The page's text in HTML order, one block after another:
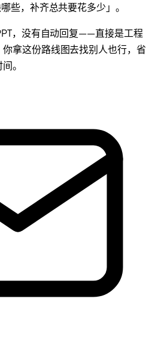
些，补齐总共要花多少」。
，没有自动回复——直接是工程
拿这份路线图去找别人也行，省
。